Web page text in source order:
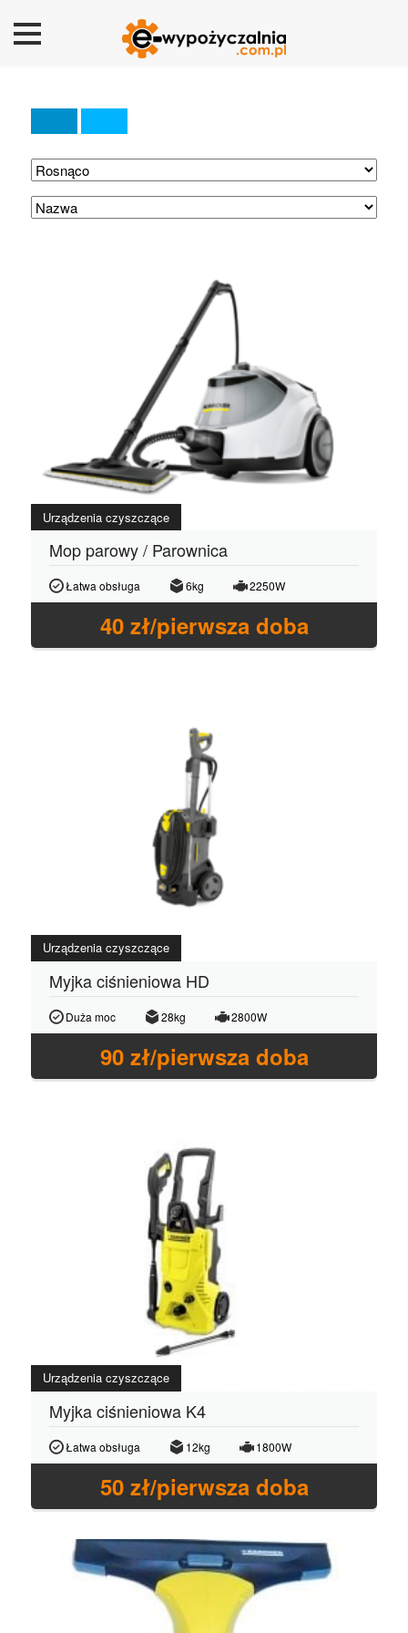
Zasady wynajmu
Kontakt
Urządzenia czyszczące
Mop parowy / Parownica
Łatwa obsługa 6kg 2250W
40zł/pierwsza doba
Urządzenia czyszczące
Myjka ciśnieniowa HD
Duża moc 28kg 2800W
90zł/pierwsza doba
Urządzenia czyszczące
Myjka ciśnieniowa K4
Łatwa obsługa 12kg 1800W
50zł/pierwsza doba